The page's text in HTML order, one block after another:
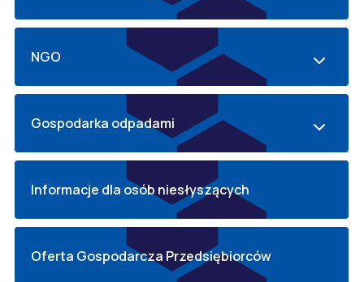
NGO
Gospodarka odpadami
Informacje dla osób niesłyszących
Oferta Gospodarcza Przedsiębiorców